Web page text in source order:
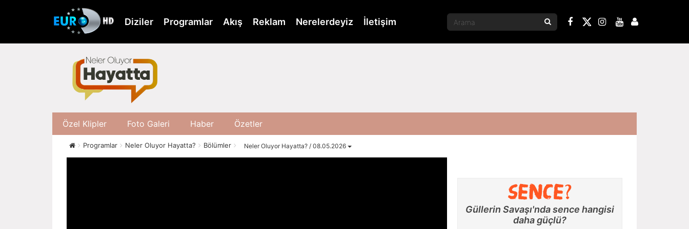
Diziler Programlar Akış Reklam Nerelerdeyiz İletişim
Özel Klipler Foto Galeri Haber Özetler
Programlar Neler Oluyor Hayatta? Bölümler Neler Oluyor Hayatta? / 08.05.2026
Güllerin Savaşı'nda sence hangisi
daha güçlü?